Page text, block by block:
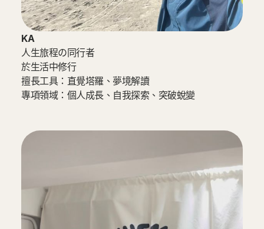
KA
人生旅程の同行者
於生活中修行
擅長工具：直覺塔羅、夢境解讀
專項領域：個人成長、自我探索、突破蛻變